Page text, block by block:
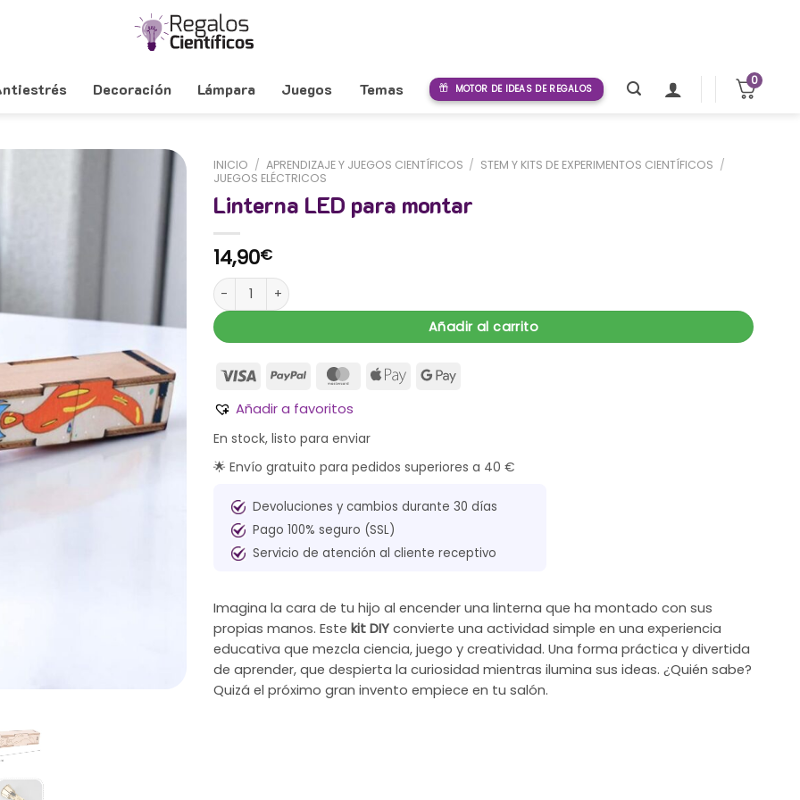
Decoración Lámpara Juegos Temas MOTOR DE IDEAS DE REGALOS
0
INICIO / APRENDIZAJE Y JUEGOS CIENTÍFICOS / STEM Y KITS DE EXPERIMENTOS CIENTÍFICOS /
JUEGOS ELÉCTRICOS
Linterna LED para montar
14,90€
Linterna LED para montar cantidad
Añadir al carrito
Añadir a favoritos
En stock, listo para enviar
🌟 Envío gratuito para pedidos superiores a 40 €
Devoluciones y cambios durante 30 días
Pago 100% seguro (SSL)
Servicio de atención al cliente receptivo
Imagina la cara de tu hijo al encender una linterna que ha montado con sus
propias manos. Este kit DIY convierte una actividad simple en una experiencia
educativa que mezcla ciencia, juego y creatividad. Una forma práctica y divertida
de aprender, que despierta la curiosidad mientras ilumina sus ideas. ¿Quién sabe?
Quizá el próximo gran invento empiece en tu salón.